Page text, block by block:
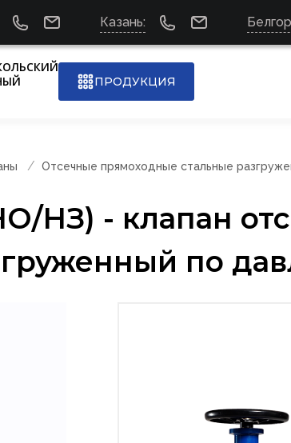
Казань:
ПРОДУКЦИЯ
Отсечные прямоходные стальные
НЗ) - клапан
по